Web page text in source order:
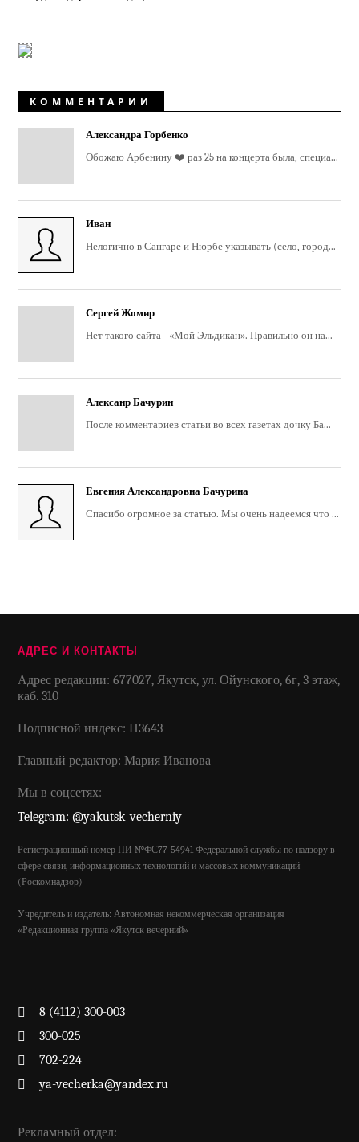
КОММЕНТАРИИ
Александра Горбенко
Обожаю Арбенину ❤️ раз 25 на концерта была, специа...
Иван
Нелогично в Сангаре и Нюрбе указывать (село, город...
Сергей Жомир
Нет такого сайта - «Мой Эльдикан». Правильно он на...
Алексанр Бачурин
После комментариев статьи во всех газетах дочку Ба...
Евгения Александровна Бачурина
Спасибо огромное за статью. Мы очень надеемся что ...
АДРЕС И КОНТАКТЫ
Адрес редакции: 677027, Якутск, ул. Ойунского, 6г, 3 этаж,
каб. 310
Подписной индекс: П3643
Главный редактор: Мария Иванова
Мы в соцсетях:
Telegram: @yakutsk_vecherniy
Регистрационный номер ПИ №ФС77-54941 Федеральной службы по надзору в
сфере связи, информационных технологий и массовых коммуникаций
(Роскомнадзор)
Учредитель и издатель: Автономная некоммерческая организация
«Редакционная группа «Якутск вечерний»
8 (4112) 300-003
300-025
702-224
ya-vecherka@yandex.ru
Рекламный отдел: